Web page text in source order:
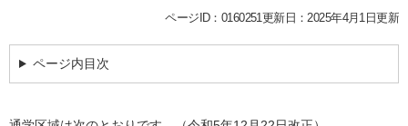
ページID：0160251更新日：2025年4月1日更新
ページ内目次